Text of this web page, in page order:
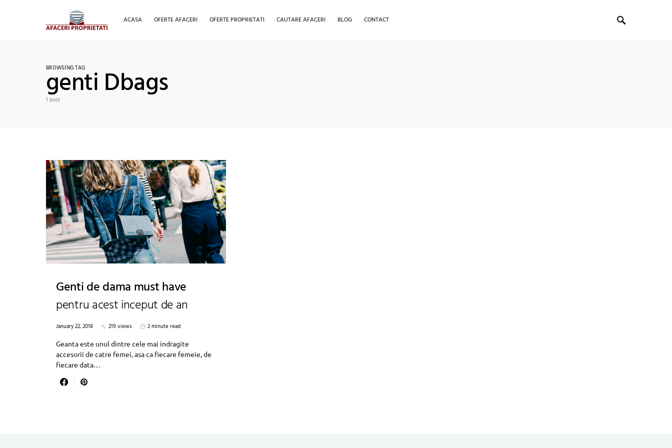
ACASA OFERTE AFACERI OFERTE PROPRIETATI CAUTARE AFACERI BLOG CONTACT
BROWSING TAG
genti Dbags
1 post
Genti de dama must have
pentru acest inceput de an
January 22, 2018 219 views
2 minute read
Geanta este unul dintre cele mai indragite
accesorii de catre femei, asa ca fiecare femeie, de
fiecare data…